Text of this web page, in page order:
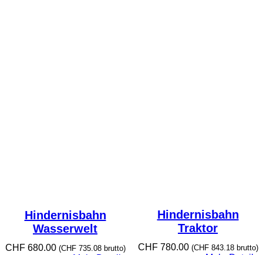
Hindernisbahn
Wasserwelt
CHF680.00 (CHF735.08brutto)
Hindernisbahn
Traktor
CHF780.00 (CHF843.18brutto)